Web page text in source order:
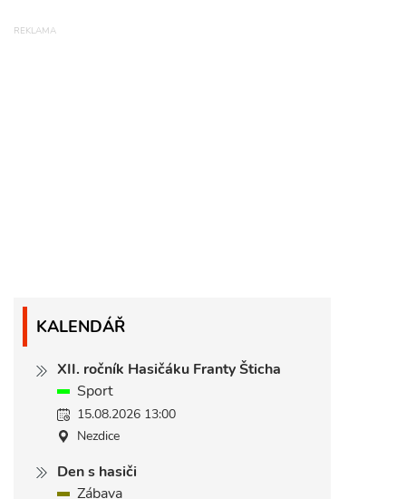
KALENDÁŘ
XII. ročník Hasičáku Franty Šticha
Sport
15.08.2026 13:00
Nezdice
Den s hasiči
Zábava